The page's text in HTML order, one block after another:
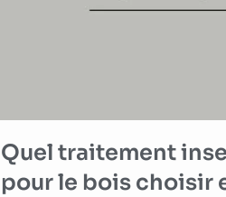
Quel traitement
pour le bois choisir